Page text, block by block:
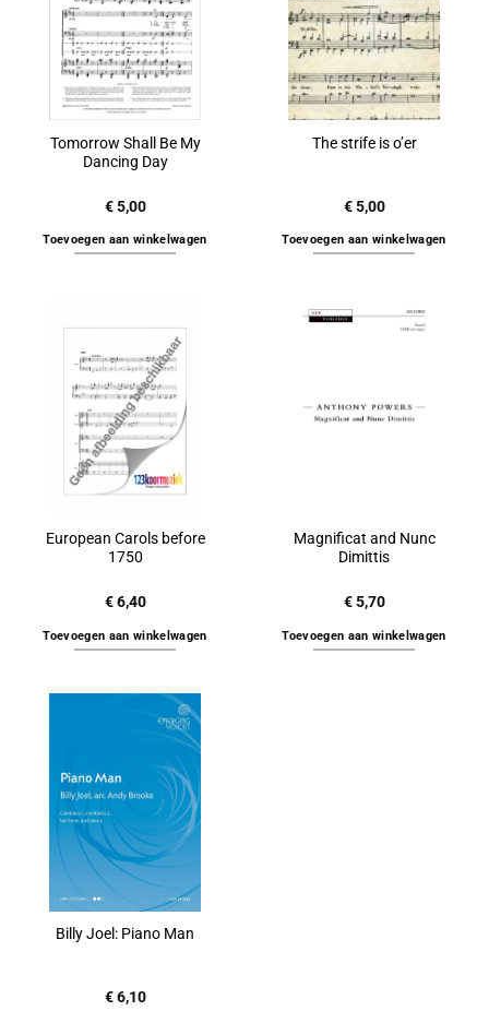
Tomorrow Shall Be My
Dancing Day
€5,00
Toevoegen aan winkelwagen
The strife is o’er
€5,00
Toevoegen aan winkelwagen
European Carols before
1750
€6,40
Toevoegen aan winkelwagen
Magnificat and Nunc
Dimittis
€5,70
Toevoegen aan winkelwagen
Billy Joel: Piano Man
€6,10